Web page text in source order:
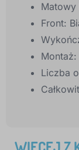
Matowy
Front:
Liczba